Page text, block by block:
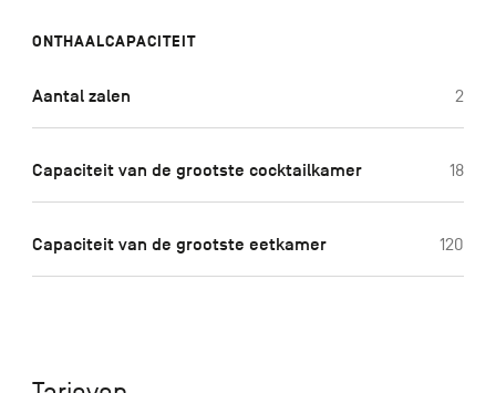
ONTHAALCAPACITEIT
Aantal zalen 2
Capaciteit van de grootste cocktailkamer 18
Capaciteit van de grootste eetkamer 120